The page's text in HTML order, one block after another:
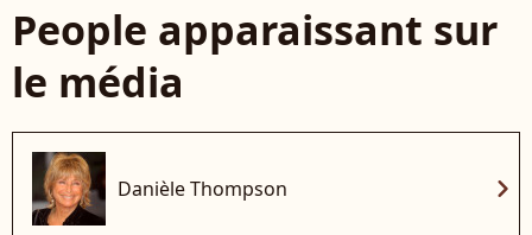
People apparaissant sur
le média
Danièle Thompson chevron_right